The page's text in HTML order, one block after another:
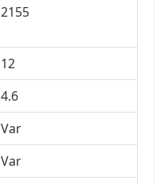
2155
12
4.6
Var
Var